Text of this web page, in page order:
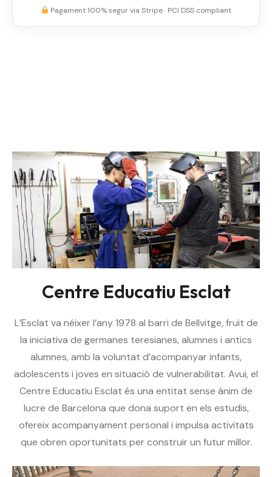
Pagament 100% segur via Stripe · PCI DSS compliant
Centre Educatiu Esclat
L’Esclat va néixer l’any 1978 al barri de Bellvitge, fruit de
la iniciativa de germanes teresianes, alumnes i antics
alumnes, amb la voluntat d’acompanyar infants,
adolescents i joves en situació de vulnerabilitat. Avui, el
Centre Educatiu Esclat és una entitat sense ànim de
lucre de Barcelona que dona suport en els estudis,
ofereix acompanyament personal i impulsa activitats
que obren oportunitats per construir un futur millor.